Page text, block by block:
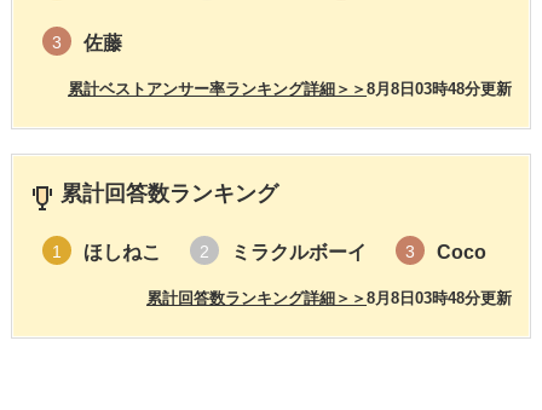
3 佐藤
8月8日03時48分更新
累計ベストアンサー率ランキング詳細＞＞
累計回答数ランキング
1 ほしねこ 2 ミラクルボーイ 3 Coco
8月8日03時48分更新
累計回答数ランキング詳細＞＞